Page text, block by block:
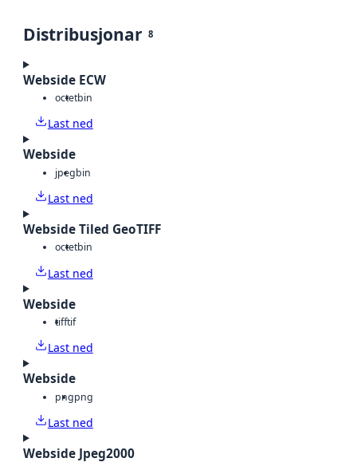
Distribusjonar 8
Webside ECW
octetbin
Last ned
Webside
jpegbin
Last ned
Webside Tiled GeoTIFF
octetbin
Last ned
Webside
tifftif
Last ned
Webside
pngpng
Last ned
Webside Jpeg2000